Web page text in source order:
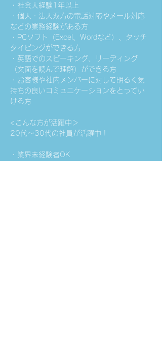
・社会人経験1年以上
・個人・法人双方の電話対応やメール対応
などの業務経験がある方
・PCソフト（Excel、Wordなど）、タッチ
タイピングができる方
・英語でのスピーキング、リーディング
（文面を読んで理解）ができる方
・お客様や社内メンバーに対して明るく気
持ちの良いコミュニケーションをとってい
ける方
<こんな方が活躍中＞
20代～30代の社員が活躍中！
・業界未経験者OK